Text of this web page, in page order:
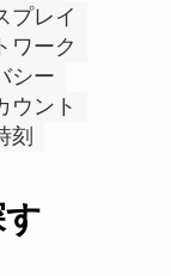
プレイ
ワーク
シー
ウント
刻